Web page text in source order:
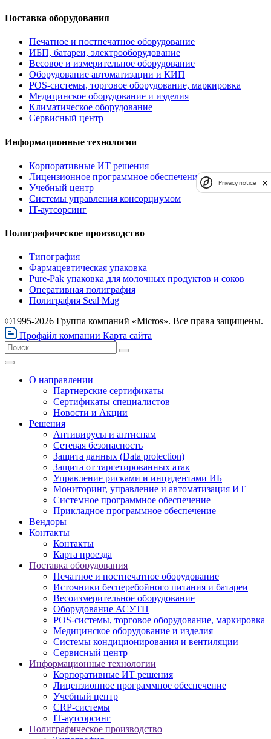
Поставка оборудования
Печатное и постпечатное оборудование
ИБП, батареи, электрооборудование
Весовое и измерительное оборудование
Оборудование автоматизации и КИП
POS-системы, торговое оборудование, маркировка
Медицинское оборудование и изделия
Климатическое оборудование
Сервисный центр
Информационные технологии
Корпоративные ИТ решения
Лицензионное программное обеспечение
Учебный центр
Системы управления консорциумом
IT-аутсорсинг
Полиграфическое производство
Типография
Фармацевтическая упаковка
Pure-Pak упаковка для молочных продуктов и соков
Оперативная полиграфия
Полиграфия Seal Mag
©1995-2026 Группа компаний «Micros». Все права защищены.
Профайл компании Карта сайта
О направлении
Партнерские сертификаты
Сертификаты специалистов
Новости и Акции
Решения
Антивирусы и антиспам
Сетевая безопасность
Защита данных (Data protection)
Защита от таргетированных атак
Управление рисками и инцидентами ИБ
Мониторинг, управление и автоматизация ИТ
Системное программное обеспечение
Прикладное программное обеспечение
Вендоры
Контакты
Контакты
Карта проезда
Поставка оборудования
Печатное и постпечатное оборудование
Источники бесперебойного питания и батареи
Весоизмерительное оборудование
Оборудование АСУТП
POS-системы, торговое оборудование, маркировка
Медицинское оборудование и изделия
Системы кондиционирования и вентиляции
Сервисный центр
Информационные технологии
Корпоративные ИТ решения
Лицензионное программное обеспечение
Учебный центр
CRP-системы
IT-аутсорсинг
Полиграфическое производство
Privacy notice